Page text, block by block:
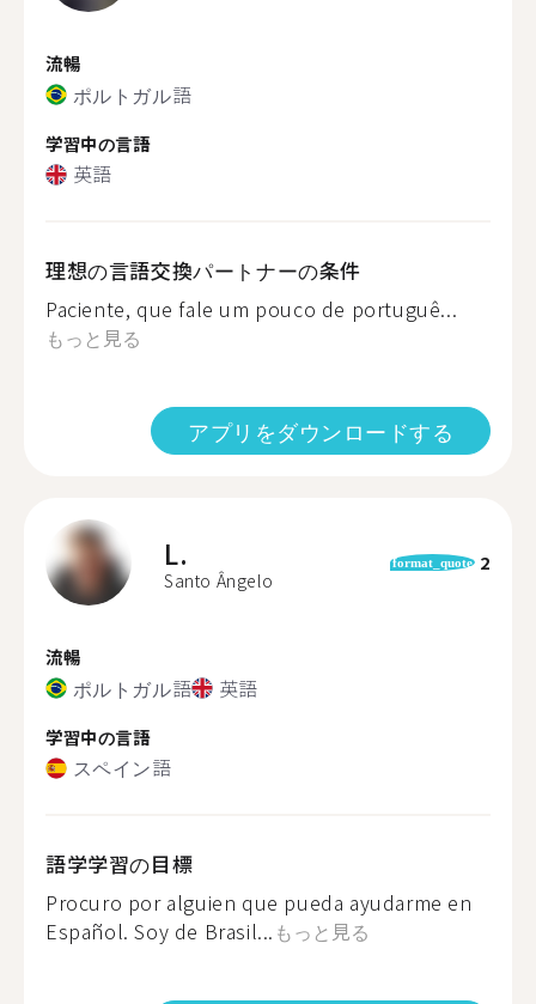
流暢
ポルトガル語
学習中の言語
英語
理想の言語交換パートナーの条件
Paciente, que fale um pouco de portuguê...
もっと見る
アプリをダウンロードする
L.
Santo Ângelo
format_quote 2
流暢
ポルトガル語 英語
学習中の言語
スペイン語
語学学習の目標
Procuro por alguien que pueda ayudarme en
Español. Soy de Brasil... もっと見る